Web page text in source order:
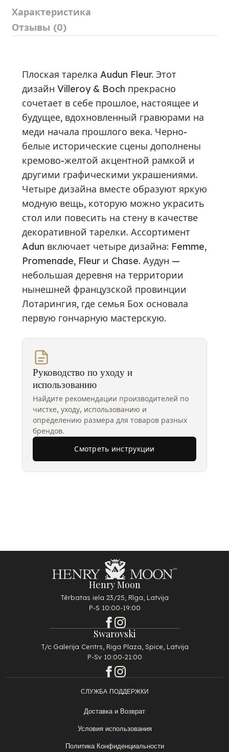
Характеристика
Отзывы (0)
Плоская тарелка Audun Fleur. Этот
дизайн Villeroy & Boch прекрасно
сочетает в себе прошлое, настоящее и
будущее, вдохновленный гравюрами на
меди начала прошлого века. Черно-
белые исторические сцены дополнены
кремово-желтой акцентной рамкой и
другими графическими украшениями.
Четыре дизайна вместе образуют яркую
модную вещь, которую можно украсить
стол или повесить на стену в качестве
декоративной тарелки. Ассортимент
Adun включает четыре дизайна: Femme,
Promenade, Fleur и Chase. Аудун —
небольшая деревня на территории
нынешней французской провинции
Лотарингия, где семья Бох основала
первую гончарную мастерскую.
Руководство по уходу и
использованию
Найдите рекомендации производителей по
чистке, уходу, использованию и
определению размера для товаров разных
брендов.
Смотреть инструкции
Henry Moon
Tērbatas iela 23/25, Rīga, Latvija
P-S 10:00-19:00
Swarovski
T/c Galerija Centrs, Riga Plaza, Spice, Latvija
P-Sv 10:00-21:00
СЛУЖБА ПОДДЕРЖКИ
Доставка и Возврат
Условия использования
Политика Конфиденциальности